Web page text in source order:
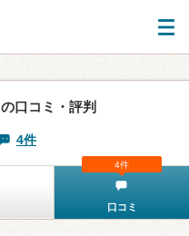
の口コミ・評判
4件
口コミ
4件